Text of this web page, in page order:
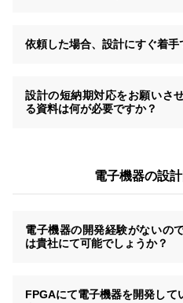
依頼した場合、設計にすぐ着手
設計の短納期対応をお願いさ
る資料は何が必要ですか？
電子機器の設
電子機器の開発経験がないの
は貴社にて可能でしょうか？
FPGAにて電子機器を開発して